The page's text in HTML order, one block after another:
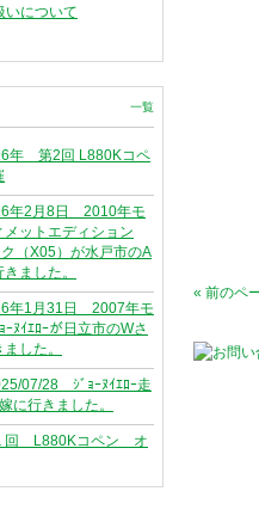
« 前のペ
いについて
一覧
年 第2回 L880Kコペ
年2月8日 2010年モ
ットエディション
（X05）が水戸市のA
ました。
年1月31日 2007年モ
ｲｴﾛｰが日立市のWさ
した。
07/28 ｼﾞｮｰﾇｲｴﾛｰ走
に行きました。
回 L880Kコペン オ